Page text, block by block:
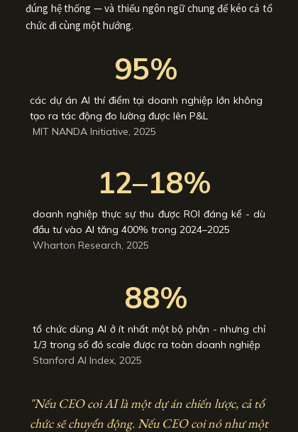
đúng hệ thống — và thiếu ngôn ngữ chung để kéo cả tổ
chức đi cùng một hướng.
95%
các dự án AI thí điểm tại doanh nghiệp lớn không
tạo ra tác động đo lường được lên P&L
MIT NANDA Initiative, 2025
12–18%
doanh nghiệp thực sự thu được ROI đáng kể - dù
đầu tư vào AI tăng 400% trong 2024–2025
Wharton Research, 2025
88%
tổ chức dùng AI ở ít nhất một bộ phận - nhưng chỉ
1/3 trong số đó scale được ra toàn doanh nghiệp
Stanford AI Index, 2025
"Nếu CEO coi AI là một dự án chiến lược, cả tổ
chức sẽ chuyển động. Nếu CEO coi nó như một